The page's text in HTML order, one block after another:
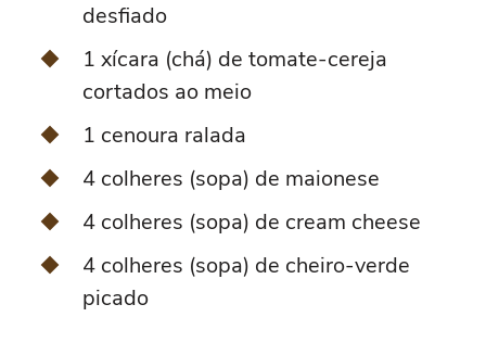
desfiado
1 xícara (chá) de tomate-cereja
cortados ao meio
1 cenoura ralada
4 colheres (sopa) de maionese
4 colheres (sopa) de cream cheese
4 colheres (sopa) de cheiro-verde
picado